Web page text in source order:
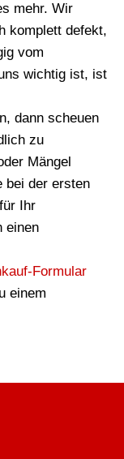
mehr. Wir
komplett defekt,
vom
wichtig ist, ist
dann scheuen
zu
Mängel
bei der ersten
Ihr
einen
Formular
einem